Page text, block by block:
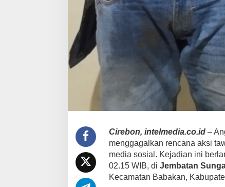
Cirebon, intelmedia.co.id–
menggagalkan rencana aksi
media sosial. Kejadian ini
02.15 WIB, di Jembatan
Kecamatan Babakan,